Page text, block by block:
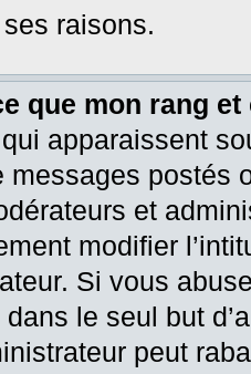
raisons.
que mon rang
apparaissent
messages postés
et
modifier
Si vous
le seul but
peut